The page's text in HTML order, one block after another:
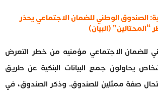
الصندوق الوطني للضمان الاجتماعي يحذر
(البيان)
للضمان الاجتماعي مؤمنيه من خطر التعرض
يحاولون جمع البيانات البنكية عن طريق
صفة ممثلين للصندوق. وذكر الصندوق، في